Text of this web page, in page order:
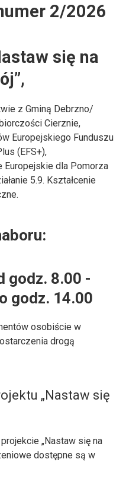
2/2026
się na
z Gminą Debrzno/
Cierznie,
Europejskiego Funduszu
(EFS+),
Europejskie dla Pomorza
5.9. Kształcenie
godz. 8.00 -
godz. 14.00
osobiście w
drogą
„Nastaw się
„Nastaw się na
dostępne są w